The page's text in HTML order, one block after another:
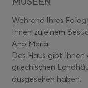
Während Ihres
Ihnen zu einem
Ano Meria.
Das Haus gibt Ihnen
griechischen
ausgesehen haben.